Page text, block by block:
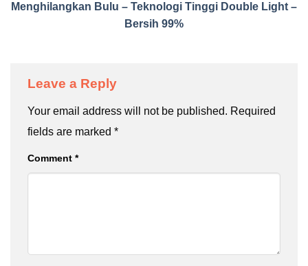
Menghilangkan Bulu – Teknologi Tinggi Double Light –
Bersih 99%
Leave a Reply
Your email address will not be published. Required
fields are marked *
Comment *